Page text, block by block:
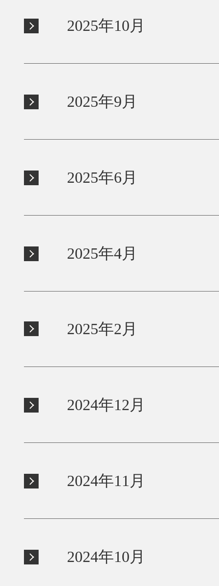
2025年10月
2025年9月
2025年6月
2025年4月
2025年2月
2024年12月
2024年11月
2024年10月